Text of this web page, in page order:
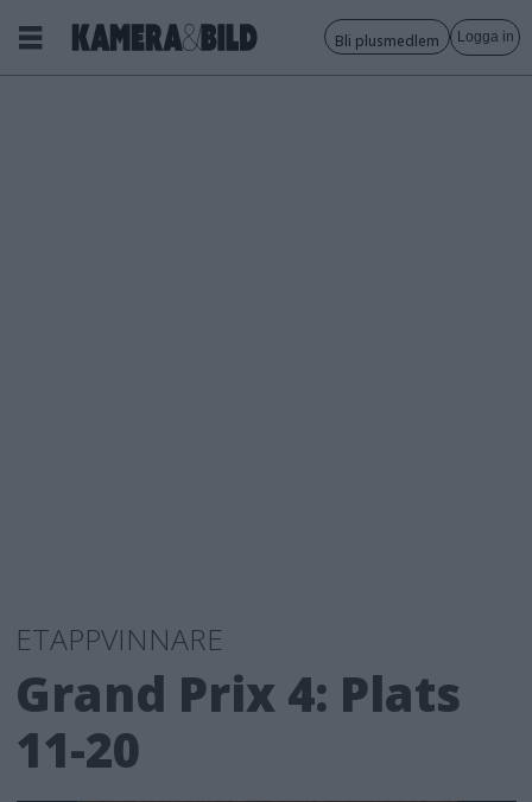
Bli plusmedlem Logga in
ETAPPVINNARE
Grand Prix 4: Plats
11-20